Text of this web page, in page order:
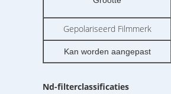
Gepolariseerd Filmmerk
Kan worden aangepast
Nd-filterclassificaties